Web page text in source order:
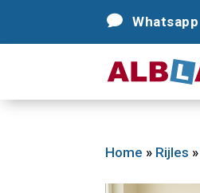
 Whatsapp
 Whatsapp
Home » Rijles »